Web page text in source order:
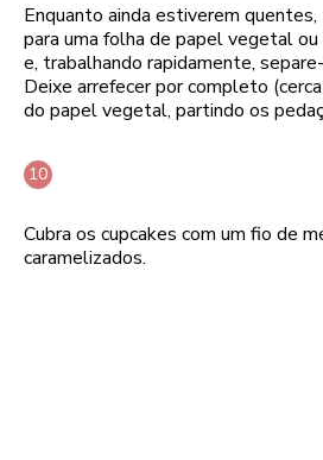
Enquanto ainda estiverem
para uma folha de papel vegetal
e, trabalhando rapidamente,
Deixe arrefecer por completo
do papel vegetal, partindo os
Cubra os cupcakes com um fio de
caramelizados.